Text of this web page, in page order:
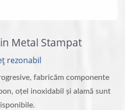
Metal Stampat
rezonabil
fabricăm componente
oțel inoxidabil și alamă sunt